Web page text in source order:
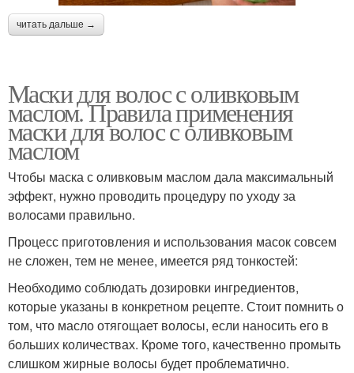
читать дальше →
Маски для волос с оливковым
маслом. Правила применения
маски для волос с оливковым
маслом
Чтобы маска с оливковым маслом дала максимальный
эффект, нужно проводить процедуру по уходу за
волосами правильно.
Процесс приготовления и использования масок совсем
не сложен, тем не менее, имеется ряд тонкостей:
Необходимо соблюдать дозировки ингредиентов,
которые указаны в конкретном рецепте. Стоит помнить о
том, что масло отягощает волосы, если наносить его в
больших количествах. Кроме того, качественно промыть
слишком жирные волосы будет проблематично.